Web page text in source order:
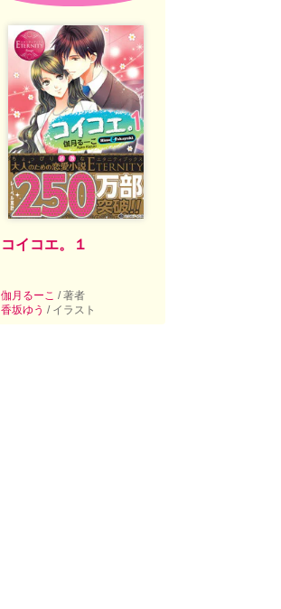
コイコエ。１
伽月るーこ / 著者
香坂ゆう / イラスト